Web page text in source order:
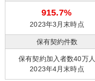
915.7%
2023年3月末時点
保有契約件数
保有契約加入者数40万人
2023年4月末時点